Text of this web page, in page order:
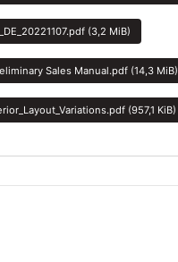
(3,2 MiB)
Sales Manual.pdf (14,3 MiB)
(957,1 KiB)